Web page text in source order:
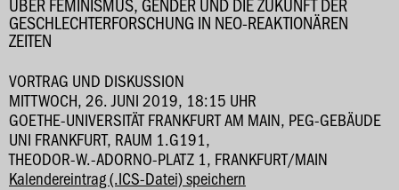
GESCHLECHTERFORSCHUNG IN NEO-REAKTIONÄREN
ZEITEN
VORTRAG UND DISKUSSION
MITTWOCH, 26. JUNI 2019, 18:15 UHR
GOETHE-UNIVERSITÄT FRANKFURT AM MAIN, PEG-GEBÄUDE
UNI FRANKFURT, RAUM 1.G191,
THEODOR-W.-ADORNO-PLATZ 1, FRANKFURT/MAIN
Kalendereintrag (.ICS-Datei) speichern